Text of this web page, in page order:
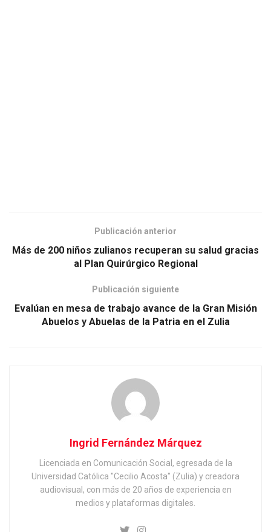
Publicación anterior
Más de 200 niños zulianos recuperan su salud gracias
al Plan Quirúrgico Regional
Publicación siguiente
Evalúan en mesa de trabajo avance de la Gran Misión
Abuelos y Abuelas de la Patria en el Zulia
Ingrid Fernández Márquez
Licenciada en Comunicación Social, egresada de la
Universidad Católica "Cecilio Acosta" (Zulia) y creadora
audiovisual, con más de 20 años de experiencia en
medios y plataformas digitales.